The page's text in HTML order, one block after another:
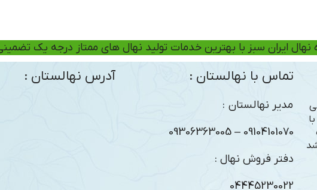
نهال ایران سبز با بهترین خدمات تولید نهال های ممتاز درجه یک
تماس با نهالستان :
مدیر نهالستان :
09104101070 – 09306363005
دفتر فروش نهال :
04445230022
آدرس نهالستان :